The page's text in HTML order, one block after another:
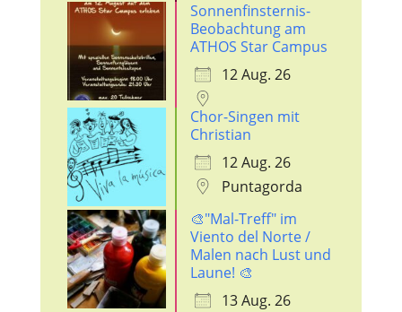
Sonnenfinsternis-
Beobachtung am
ATHOS Star Campus
12 Aug. 26
Chor-Singen mit
Christian
12 Aug. 26
Puntagorda
🎨"Mal-Treff" im
Viento del Norte /
Malen nach Lust und
Laune! 🎨
13 Aug. 26